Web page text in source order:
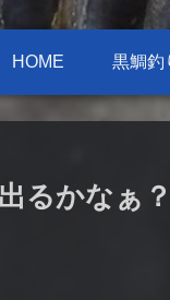
HOME 黒鯛釣
るかなぁ？